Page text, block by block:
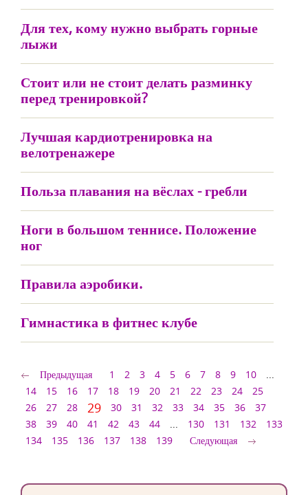
Для тех, кому нужно выбрать горные
лыжи
Стоит или не стоит делать разминку
перед тренировкой?
Лучшая кардиотренировка на
велотренажере
Польза плавания на вёслах - гребли
Ноги в большом теннисе. Положение
ног
Правила аэробики.
Гимнастика в фитнес клубе
Предыдущая 1 2 3 4 5 6 7 8 9 10
...
14
15 16 17 18 19 20 21 22 23 24
25
26
27 28 29 30 31 32 33 34 35 36
37
38
39 40 41 42 43 44 ... 130 131 132
133
134
135 136 137 138 139 Следующая